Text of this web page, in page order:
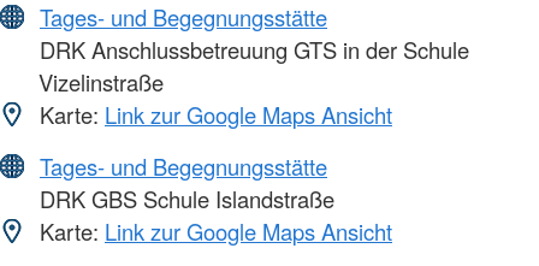
Tages- und Begegnungsstätte
DRK Anschlussbetreuung GTS in der Schule
Vizelinstraße
Karte: Link zur Google Maps Ansicht
Tages- und Begegnungsstätte
DRK GBS Schule Islandstraße
Karte: Link zur Google Maps Ansicht